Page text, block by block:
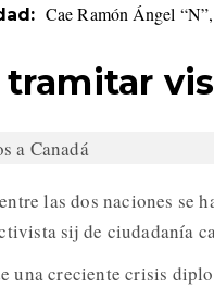
Cae Ramón Ángel
las dos naciones se
sij de ciudadanía
una creciente crisis